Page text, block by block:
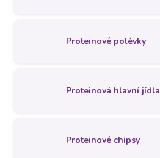
Proteinové polévky
Proteinová hlavní jídla
Proteinové chipsy